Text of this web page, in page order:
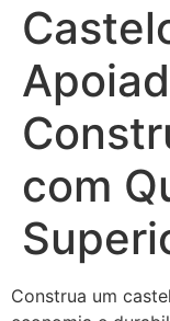
com
Construa um